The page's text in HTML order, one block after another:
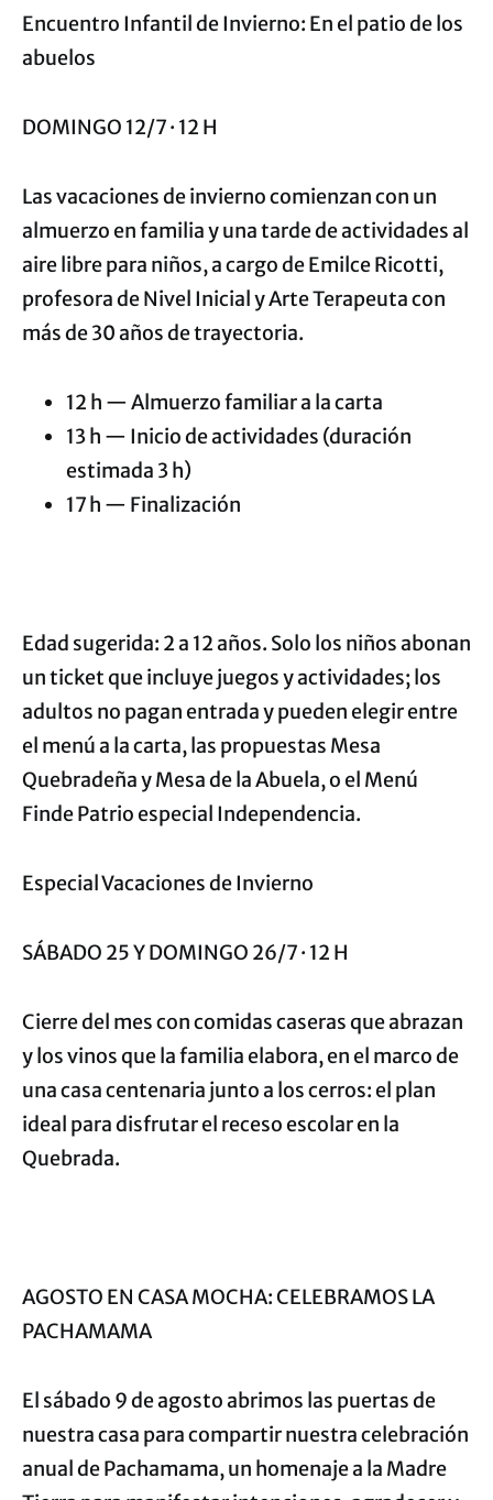
Encuentro Infantil de Invierno: En el patio de los
abuelos
DOMINGO 12/7 · 12 H
Las vacaciones de invierno comienzan con un
almuerzo en familia y una tarde de actividades al
aire libre para niños, a cargo de Emilce Ricotti,
profesora de Nivel Inicial y Arte Terapeuta con
más de 30 años de trayectoria.
12 h — Almuerzo familiar a la carta
13 h — Inicio de actividades (duración
estimada 3 h)
17 h — Finalización
Edad sugerida: 2 a 12 años. Solo los niños abonan
un ticket que incluye juegos y actividades; los
adultos no pagan entrada y pueden elegir entre
el menú a la carta, las propuestas Mesa
Quebradeña y Mesa de la Abuela, o el Menú
Finde Patrio especial Independencia.
Especial Vacaciones de Invierno
SÁBADO 25 Y DOMINGO 26/7 · 12 H
Cierre del mes con comidas caseras que abrazan
y los vinos que la familia elabora, en el marco de
una casa centenaria junto a los cerros: el plan
ideal para disfrutar el receso escolar en la
Quebrada.
AGOSTO EN CASA MOCHA: CELEBRAMOS LA
PACHAMAMA
El sábado 9 de agosto abrimos las puertas de
nuestra casa para compartir nuestra celebración
anual de Pachamama, un homenaje a la Madre